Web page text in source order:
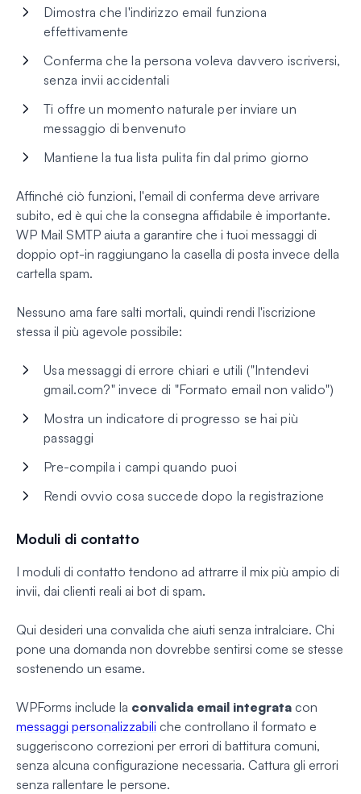
Dimostra che l'indirizzo email funziona
effettivamente
Conferma che la persona voleva davvero iscriversi,
senza invii accidentali
Ti offre un momento naturale per inviare un
messaggio di benvenuto
Mantiene la tua lista pulita fin dal primo giorno
Affinché ciò funzioni, l'email di conferma deve arrivare
subito, ed è qui che la consegna affidabile è importante.
WP Mail SMTP aiuta a garantire che i tuoi messaggi di
doppio opt-in raggiungano la casella di posta invece della
cartella spam.
Nessuno ama fare salti mortali, quindi rendi l'iscrizione
stessa il più agevole possibile:
Usa messaggi di errore chiari e utili ("Intendevi
gmail.com?" invece di "Formato email non valido")
Mostra un indicatore di progresso se hai più
passaggi
Pre-compila i campi quando puoi
Rendi ovvio cosa succede dopo la registrazione
Moduli di contatto
I moduli di contatto tendono ad attrarre il mix più ampio di
invii, dai clienti reali ai bot di spam.
Qui desideri una convalida che aiuti senza intralciare. Chi
pone una domanda non dovrebbe sentirsi come se stesse
sostenendo un esame.
WPForms include la convalida email integrata con
messaggi personalizzabili che controllano il formato e
suggeriscono correzioni per errori di battitura comuni,
senza alcuna configurazione necessaria. Cattura gli errori
senza rallentare le persone.